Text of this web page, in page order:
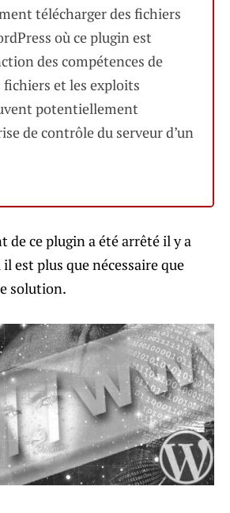
télécharger des fichiers
où ce plugin est
des compétences de
fichiers et les exploits
potentiellement
de contrôle du serveur d’un
de ce plugin a été arrêté il y a
est plus que nécessaire que
solution.